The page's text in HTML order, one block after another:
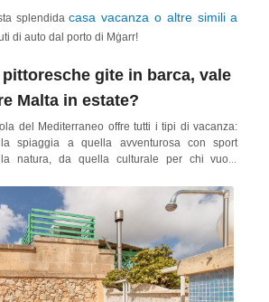
splendidacasa vacanza o altre simili a
di auto dal porto di Mġarr!
pittoresche gite in barca, vale
Malta in estate?
del Mediterraneo offre tutti i tipi di vacanza:
spiaggia a quella avventurosa con sport
natura, da quella culturale per chi vuole
maggior parte del suo turismo durante la
se desideri recarti sull'isola e goderti
e meno affollata, Gozo è perfetta.